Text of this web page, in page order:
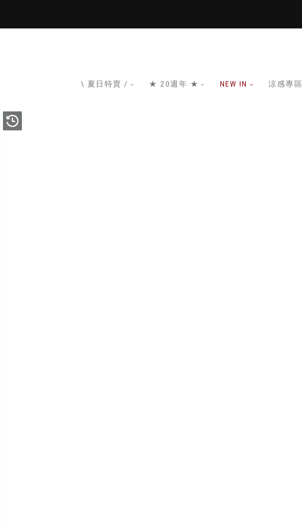
\ 夏日特賣 / ★ 20週年 ★ NEW IN 涼感專區